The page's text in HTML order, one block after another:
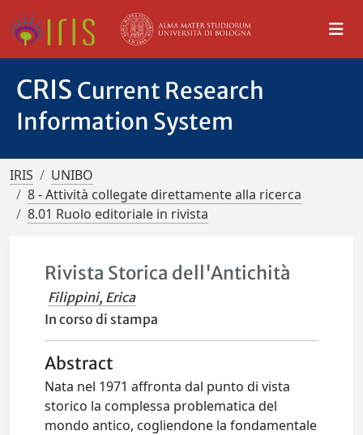
CRIS Current Research
Information System
IRIS
UNIBO
8 - Attività collegate direttamente alla ricerca
8.01 Ruolo editoriale in rivista
Rivista Storica dell'Antichità
Filippini, Erica
In corso di stampa
Abstract
Nata nel 1971 affronta dal punto di vista
storico la complessa problematica del
mondo antico, cogliendone la fondamentale